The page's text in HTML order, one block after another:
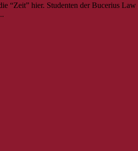
“Zeit” hier. Studenten der Bucerius